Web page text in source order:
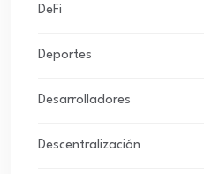
DeFi
Deportes
Desarrolladores
Descentralización